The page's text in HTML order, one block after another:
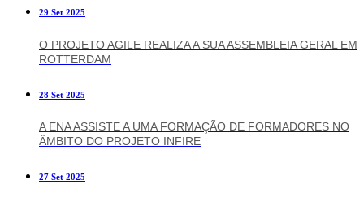
29 Set 2025
O PROJETO AGILE REALIZA A SUA ASSEMBLEIA GERAL EM
ROTTERDAM
28 Set 2025
A ENA ASSISTE A UMA FORMAÇÃO DE FORMADORES NO
ÂMBITO DO PROJETO INFIRE
27 Set 2025